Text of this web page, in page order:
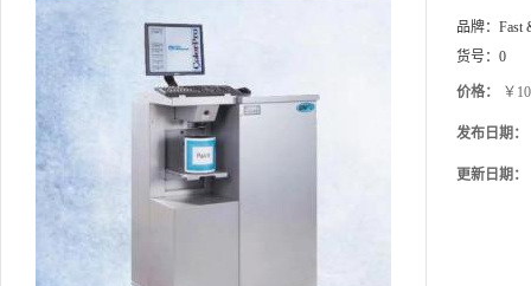
品牌： Fast
货号： 0
价格： ￥
发布日期：
更新日期：